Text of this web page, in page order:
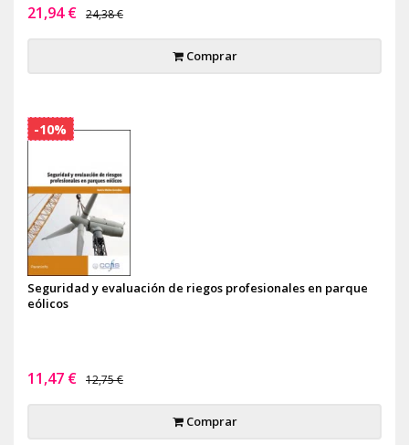
21,94 € 24,38 €
Comprar
Seguridad y evaluación de riegos profesionales en parque
eólicos
11,47 € 12,75 €
Comprar
-10%